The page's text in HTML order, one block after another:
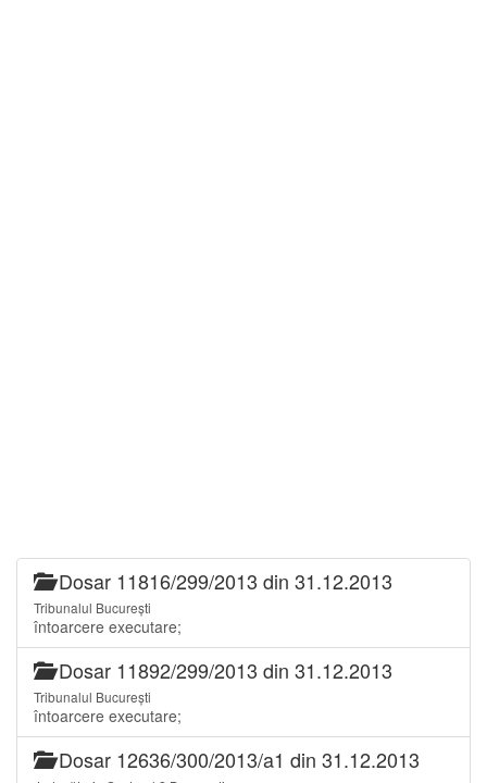
Dosar 11816/299/2013 din 31.12.2013
Tribunalul București
întoarcere executare;
Dosar 11892/299/2013 din 31.12.2013
Tribunalul București
întoarcere executare;
Dosar 12636/300/2013/a1 din 31.12.2013